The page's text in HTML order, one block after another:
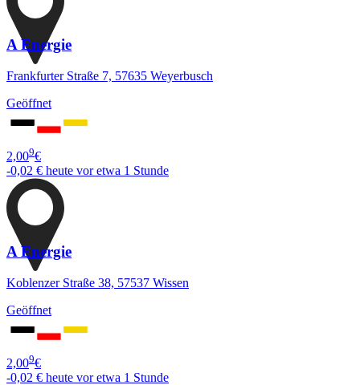
A Energie
Frankfurter Straße 7, 57635 Weyerbusch
Geöffnet
2,009€
-0,02 € heute vor etwa 1 Stunde
A Energie
Koblenzer Straße 38, 57537 Wissen
Geöffnet
2,009€
-0,02 € heute vor etwa 1 Stunde